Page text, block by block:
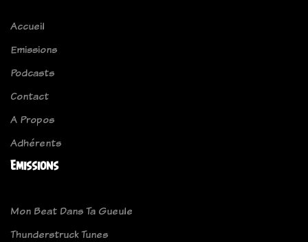
Accueil
Emissions
Podcasts
Contact
A Propos
Adhérents
Emissions
Mon Beat Dans Ta Gueule
Thunderstruck Tunes